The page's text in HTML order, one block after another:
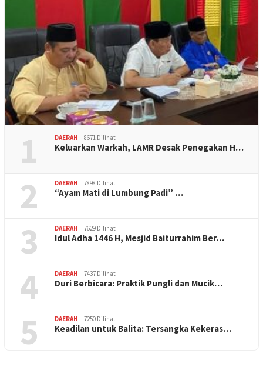
1 DAERAH 8671 Dilihat
Keluarkan Warkah, LAMR Desak Penegakan H…
2 DAERAH 7898 Dilihat
“Ayam Mati di Lumbung Padi” …
3 DAERAH 7629 Dilihat
Idul Adha 1446 H, Mesjid Baiturrahim Ber…
4 DAERAH 7437 Dilihat
Duri Berbicara: Praktik Pungli dan Mucik…
5 DAERAH 7250 Dilihat
Keadilan untuk Balita: Tersangka Kekeras…